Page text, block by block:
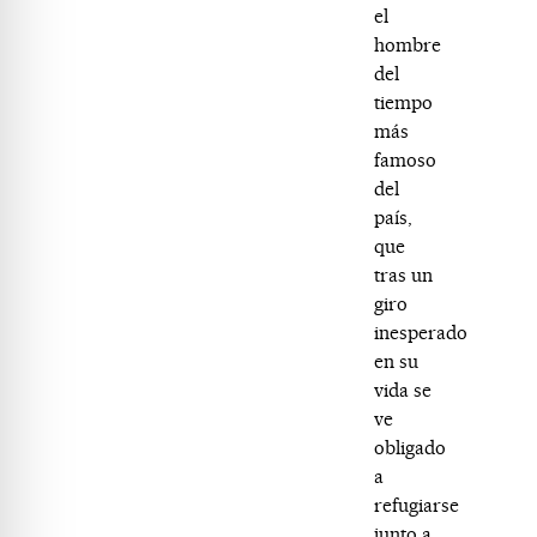
el
hombre
del
tiempo
más
famoso
del
país,
que
tras un
giro
inesperado
en su
vida se
ve
obligado
a
refugiarse